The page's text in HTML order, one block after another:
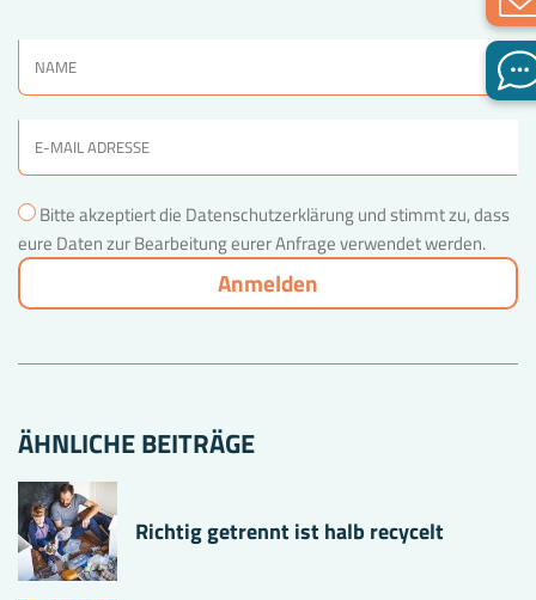
Bitte akzeptiert die Datenschutzerklärung und stimmt zu, dass
eure Daten zur Bearbeitung eurer Anfrage verwendet werden.
ÄHNLICHE BEITRÄGE
Richtig getrennt ist halb recycelt